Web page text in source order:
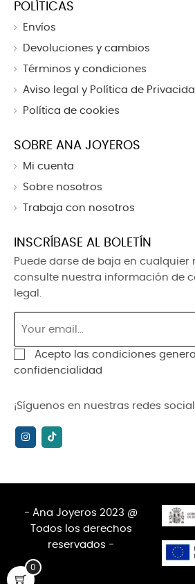
POLÍTICAS
Envíos
Devoluciones y cambios
Términos y condiciones
Aviso legal y Política de
Política de cookies
SOBRE ANA JOYEROS
Mi cuenta
Sobre nosotros
Trabaja con nosotros
INSCRÍBASE AL BOLETÍN
Puede darse de baja en cualquier
consulte nuestra información de
legal.
Acepto las condiciones
confidencialidad
¡Síguenos en nuestras redes
- Ana Joyeros 2023 @
Todos los derechos
reservados -
0